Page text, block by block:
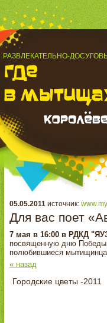
РАЗВЛЕКАТЕЛЬНО-
05.05.2011источник:
Для вас поет
7 мая в 16:00 в РДКД
посвященную дню Победы.
полюбившиеся
« назад
Городские цветы -2011